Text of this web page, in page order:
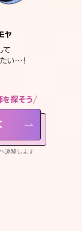
ヤ
て
い…！
探そう
遷移します